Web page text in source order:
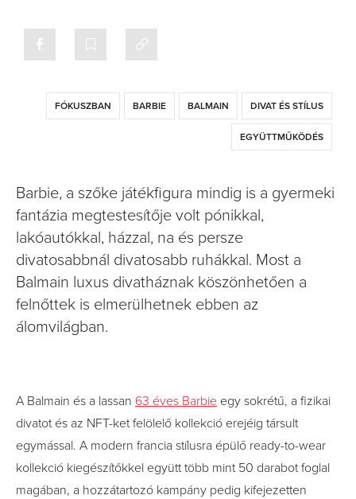
FÓKUSZBAN BARBIE BALMAIN DIVAT ÉS STÍLUS
EGYÜTTMŰKÖDÉS
Barbie, a szőke játékfigura mindig is a gyermeki
fantázia megtestesítője volt pónikkal,
lakóautókkal, házzal, na és persze
divatosabbnál divatosabb ruhákkal. Most a
Balmain luxus divatháznak köszönhetően a
felnőttek is elmerülhetnek ebben az
álomvilágban.
A Balmain és a lassan 63 éves Barbie egy sokrétű, a fizikai
divatot és az NFT-ket felölelő kollekció erejéig társult
egymással. A modern francia stílusra épülő ready-to-wear
kollekció kiegészítőkkel együtt több mint 50 darabot foglal
magában, a hozzátartozó kampány pedig kifejezetten